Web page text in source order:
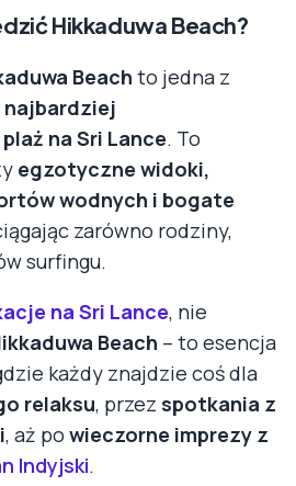
Hikkaduwa Beach?
Beach to jedna z
na Sri Lance. To
egzotyczne widoki,
wodnych i bogate
zarówno rodziny,
surfingu.
na Sri Lance, nie
Beach – to esencja
każdy znajdzie coś dla
relaksu, przez spotkania z
, aż po wieczorne imprezy z
Indyjski.